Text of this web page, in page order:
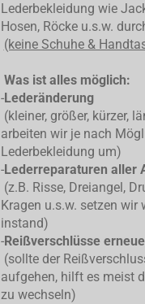
Lederbekleidung wie
Hosen, Röcke u.s.w.
(keine Schuhe &
Was ist alles möglich:
-Lederänderung
(kleiner, größer, kürzer,
arbeiten wir je nach
Lederbekleidung um)
-Lederreparaturen aller
(z.B. Risse, Dreiangel,
Kragen u.s.w. setzen wir
instand)
-Reißverschlüsse
(sollte der
aufgehen, hilft es meist
zu wechseln)